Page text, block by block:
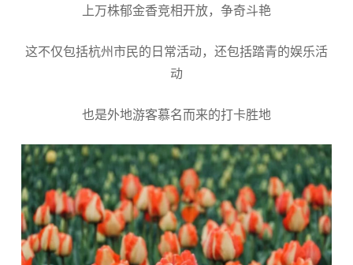
上万株郁金香竞相开放，争奇斗艳
这不仅包括杭州市民的日常活动，还包括踏青的娱乐活
动
也是外地游客慕名而来的打卡胜地